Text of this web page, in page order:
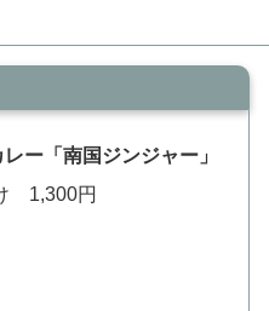
ー「南国ジンジャー」
1,300円